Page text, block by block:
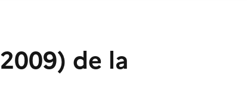
de la